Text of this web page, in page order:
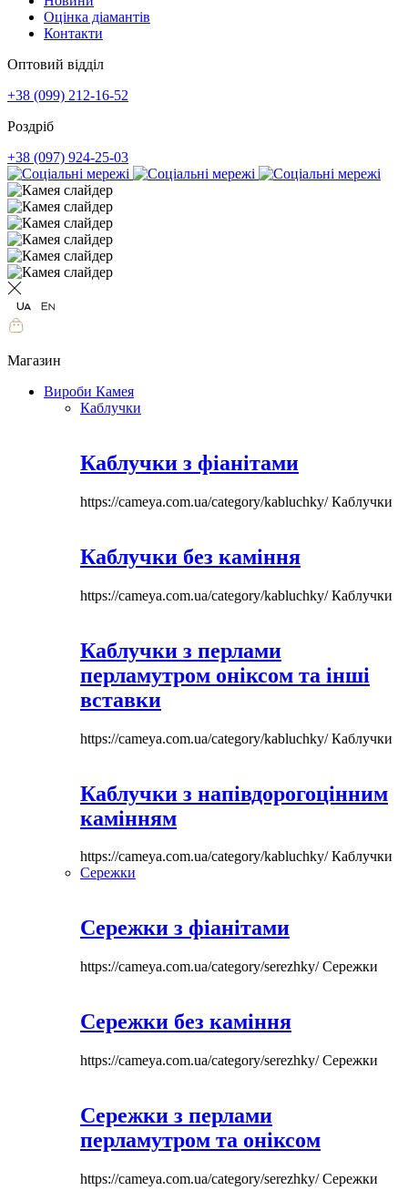
Оцінка діамантів
Контакти
Оптовий відділ
+38 (099) 212-16-52
Роздріб
+38 (097) 924-25-03
Магазин
Вироби Камея
Каблучки
Каблучки з фіанітами
https://cameya.com.ua/category/kabluchky/Каблучки
Каблучки без каміння
https://cameya.com.ua/category/kabluchky/Каблучки
Каблучки з перлами
перламутром оніксом та інші
вставки
https://cameya.com.ua/category/kabluchky/Каблучки
Каблучки з напівдорогоцінним
камінням
https://cameya.com.ua/category/kabluchky/Каблучки
Сережки
Сережки з фіанітами
https://cameya.com.ua/category/serezhky/Сережки
Сережки без каміння
https://cameya.com.ua/category/serezhky/Сережки
Сережки з перлами
перламутром та оніксом
https://cameya.com.ua/category/serezhky/Сережки